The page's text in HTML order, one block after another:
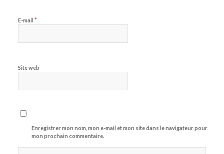
E-mail *
Site web
Enregistrer mon nom, mon e-mail et mon site dans le navigateur pour
mon prochain commentaire.